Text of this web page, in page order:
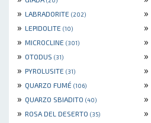
» LABRADORITE (202) »
» LEPIDOLITE (10) »
» MICROCLINE (301) »
» OTODUS (31) »
» PYROLUSITE (31) »
» QUARZO FUMÉ (106) »
» QUARZO SBIADITO (40) »
» ROSA DEL DESERTO (35) »